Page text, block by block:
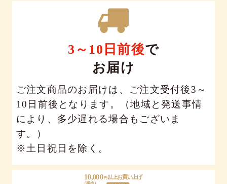
3～10日前後で
お届け
ご注文商品のお届けは、ご注文受付後3～
10日前後となります。（地域と発送事情
により、多少遅れる場合もございま
す。）
※土日祝日を除く。